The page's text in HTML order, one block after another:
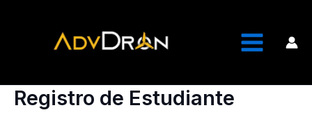
Registro de Estudiante